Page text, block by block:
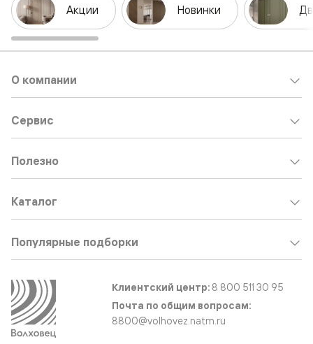
Акции Новинки
О компании
Сервис
Полезно
Каталог
Популярные подборки
Клиентский центр: 8 800 511 30 95
Почта по общим вопросам:
8800@volhovez.natm.ru